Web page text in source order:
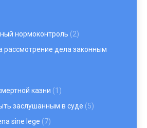
нормоконтроль (2)
рассмотрение дела законным
казни (1)
заслушанным в суде (5)
sine lege (7)